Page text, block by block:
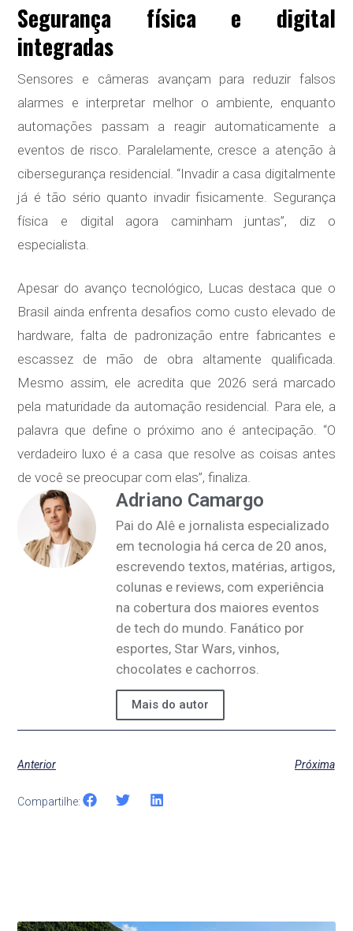
Segurança física e digital
integradas
Sensores e câmeras avançam para reduzir falsos
alarmes e interpretar melhor o ambiente, enquanto
automações passam a reagir automaticamente a
eventos de risco. Paralelamente, cresce a atenção à
cibersegurança residencial. “Invadir a casa digitalmente
já é tão sério quanto invadir fisicamente. Segurança
física e digital agora caminham juntas”, diz o
especialista.
Apesar do avanço tecnológico, Lucas destaca que o
Brasil ainda enfrenta desafios como custo elevado de
hardware, falta de padronização entre fabricantes e
escassez de mão de obra altamente qualificada.
Mesmo assim, ele acredita que 2026 será marcado
pela maturidade da automação residencial. Para ele, a
palavra que define o próximo ano é antecipação. “O
verdadeiro luxo é a casa que resolve as coisas antes
de você se preocupar com elas”, finaliza.
Adriano Camargo
Pai do Alê e jornalista especializado
em tecnologia há cerca de 20 anos,
escrevendo textos, matérias, artigos,
colunas e reviews, com experiência
na cobertura dos maiores eventos
de tech do mundo. Fanático por
esportes, Star Wars, vinhos,
chocolates e cachorros.
Mais do autor
Anterior Próxima
Compartilhe: